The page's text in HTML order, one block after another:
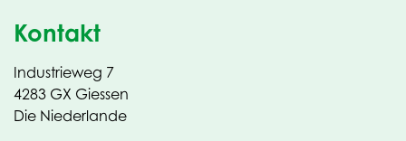
Kontakt
Industrieweg 7
4283 GX Giessen
Die Niederlande